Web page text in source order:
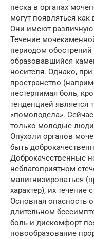
песка в органах
могут появляться
Они имеют различную
Течение
периодом
образовавшийся
носителя. Однако,
пространство
нестерпимая боль,
тенденцией является
«помолодела».
только молодые
Опухоли органов
быть
Доброкачественные
неблагоприятном
малигнизироваться
характер), их течение
Основная опасность
длительном
боль и дискомфорт
новообразование